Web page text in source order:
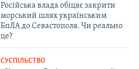
Російська влада обіцяє закрити
морський шлях українським
БпЛА до Севастополя. Чи реально
це?
СУСПІЛЬСТВО